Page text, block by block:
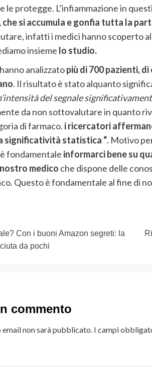
le protegge. L’infiammazione in
si accumula e gonfia tutta la
infatti i medici hanno scoperto
insieme lo studio.
analizzatopiù di 700 pazienti, di
. Il risultato è stato alquanto
del segnale
da non sottovalutare in quanto
di farmaco. i ricercatori
significatività statistica “. Motivo
fondamentale informarci bene su
medico che dispone delle
Questo è fondamentale al fine di
Con i buoni Amazon segreti: la
da pochi
commento
non sarà pubblicato. I campi